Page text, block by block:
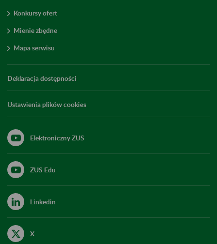
Konkursy ofert
Mienie zbędne
Mapa serwisu
Deklaracja dostępności
Ustawienia plików cookies
Elektroniczny ZUS
ZUS Edu
Linkedin
X